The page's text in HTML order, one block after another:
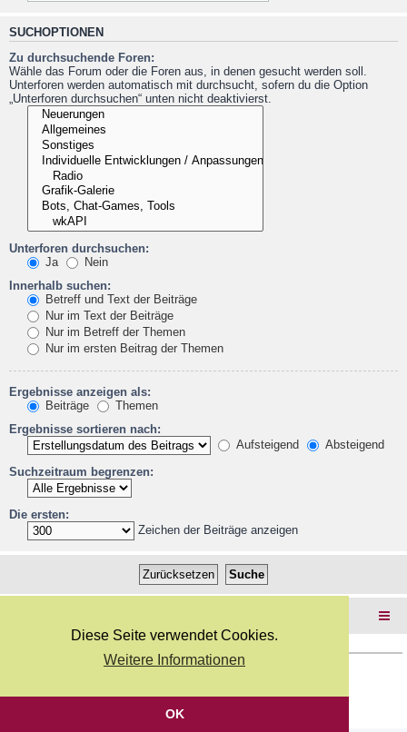
Diese Seite verwendet Cookies.
Weitere Informationen
OK
SUCHOPTIONEN
Zu durchsuchende Foren:
Wähle das Forum oder die Foren aus, in denen gesucht werden soll.
Unterforen werden automatisch mit durchsucht, sofern du die Option
„Unterforen durchsuchen“ unten nicht deaktivierst.
Unterforen durchsuchen:
Ja
Nein
Innerhalb suchen:
Betreff und Text der Beiträge
Nur im Text der Beiträge
Nur im Betreff der Themen
Nur im ersten Beitrag der Themen
Ergebnisse anzeigen als:
Beiträge
Themen
Ergebnisse sortieren nach:
Aufsteigend
Absteigend
Suchzeitraum begrenzen:
Die ersten:
Zeichen der Beiträge anzeigen
Deutsche Übersetzung durchphpBB.de